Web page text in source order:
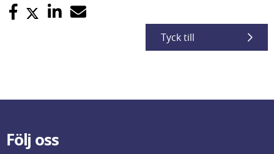
Tyck till
Följ oss